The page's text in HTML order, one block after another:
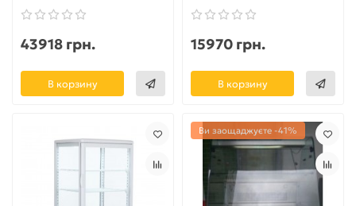
43918 грн.
В корзину
15970 грн.
В корзину
Ви заощаджуєте -41%